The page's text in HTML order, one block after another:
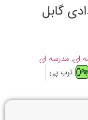
گابل
ای, مدرسه ای
ترب پی